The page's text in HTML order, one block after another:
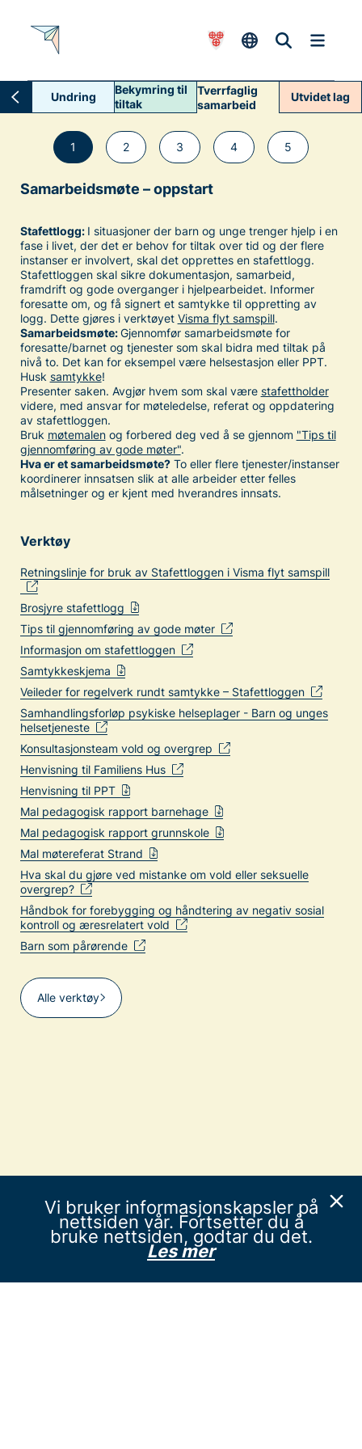
Undring
Bekymring til
tiltak
Tverrfaglig
samarbeid
Utvidet lag
1 2 3 4 5
Samarbeidsmøte – oppstart
Stafettlogg: I situasjoner der barn og unge trenger hjelp i en
fase i livet, der det er behov for tiltak over tid og der flere
instanser er involvert, skal det opprettes en stafettlogg.
Stafettloggen skal sikre dokumentasjon, samarbeid,
framdrift og gode overganger i hjelpearbeidet. Informer
foresatte om, og få signert et samtykke til oppretting av
logg. Dette gjøres i verktøyet Visma flyt samspill.
Samarbeidsmøte:Gjennomfør samarbeidsmøte for
foresatte/barnet og tjenester som skal bidra med tiltak på
nivå to. Det kan for eksempel være helsestasjon eller PPT.
Husk samtykke!
Presenter saken. Avgjør hvem som skal være stafettholder
videre, med ansvar for møteledelse, referat og oppdatering
av stafettloggen.
Bruk møtemalenog forbered deg ved å se gjennom "Tips til
gjennomføring av gode møter".
Hva er et samarbeidsmøte?To eller flere tjenester/instanser
koordinerer innsatsen slik at alle arbeider etter felles
målsetninger og er kjent med hverandres innsats.
Verktøy
Retningslinje for bruk av Stafettloggen i Visma flyt samspill
Brosjyre stafettlogg
Tips til gjennomføring av gode møter
Informasjon om stafettloggen
Samtykkeskjema
Veileder for regelverk rundt samtykke – Stafettloggen
Samhandlingsforløp psykiske helseplager - Barn og unges
helsetjeneste
Konsultasjonsteam vold og overgrep
Henvisning til Familiens Hus
Henvisning til PPT
Mal pedagogisk rapport barnehage
Mal pedagogisk rapport grunnskole
Mal møtereferat Strand
Hva skal du gjøre ved mistanke om vold eller seksuelle
overgrep?
Håndbok for forebygging og håndtering av negativ sosial
kontroll og æresrelatert vold
Barn som pårørende
Alle verktøy
Vi bruker informasjonskapsler på
nettsiden vår. Fortsetter du å
bruke nettsiden, godtar du det.
Les mer